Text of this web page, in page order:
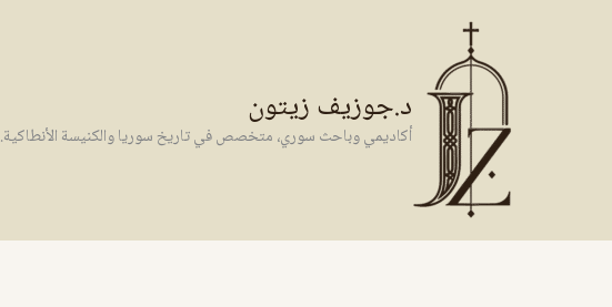
د.جوزيف زيتون
أكاديمي وباحث سوري، متخصص في تاريخ سوريا والكنيسة الأنطاكية.